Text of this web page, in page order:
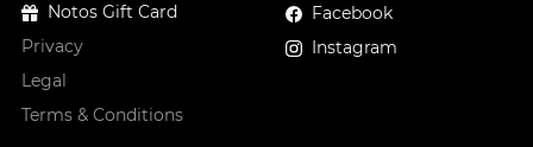
Notos Gift Card
Privacy
Legal
Terms & Conditions
Facebook
Instagram